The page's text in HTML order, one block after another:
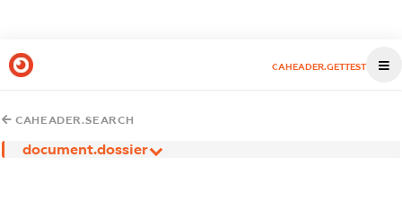
CAHEADER.GETTEST
CAHEADER.SEARCH
document.dossier